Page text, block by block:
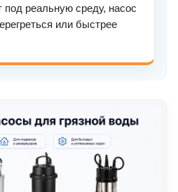
под реальную среду, насос
или быстрее